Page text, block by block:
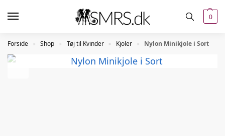
0
Forside » Shop » Tøj til Kvinder » Kjoler » Nylon Minikjole i Sort